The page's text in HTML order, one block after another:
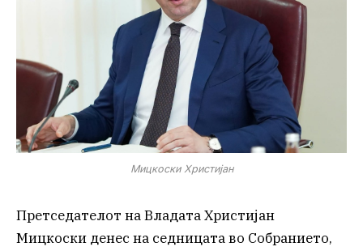
Мицкоски Христијан
Претседателот на Владата Христијан
Мицкоски денес на седницата во Собранието,